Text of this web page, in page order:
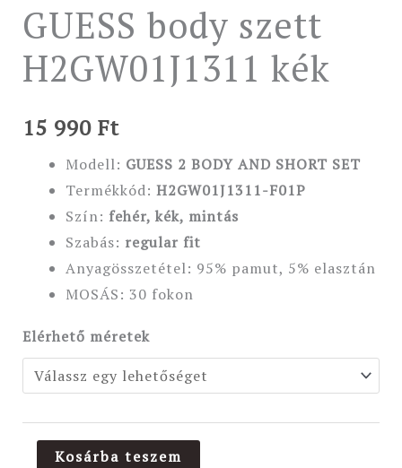
GUESS body szett
H2GW01J1311 kék
15 990 Ft
Modell: GUESS 2 BODY AND SHORT SET
Termékkód: H2GW01J1311-F01P
Szín: fehér, kék, mintás
Szabás: regular fit
Anyagösszetétel: 95% pamut, 5% elasztán
MOSÁS: 30 fokon
Elérhető méretek
Kosárba teszem